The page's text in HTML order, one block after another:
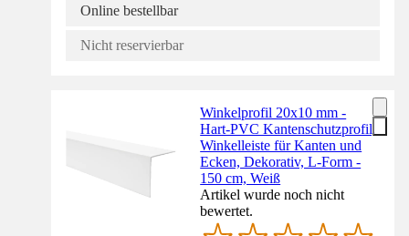
Online bestellbar
Nicht reservierbar
Winkelprofil 20x10 mm -
Hart-PVC Kantenschutzprofil,
Winkelleiste für Kanten und
Ecken, Dekorativ, L-Form -
150 cm, Weiß
Artikel wurde noch nicht
bewertet.